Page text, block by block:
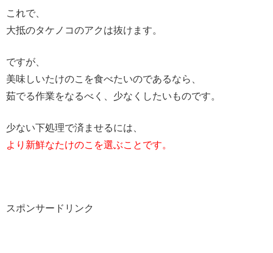
これで、
大抵のタケノコのアクは抜けます。
ですが、
美味しいたけのこを食べたいのであるなら、
茹でる作業をなるべく、少なくしたいものです。
少ない下処理で済ませるには、
より新鮮なたけのこを選ぶことです。
スポンサードリンク